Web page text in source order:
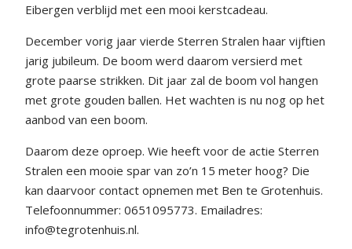
Eibergen verblijd met een mooi kerstcadeau.
December vorig jaar vierde Sterren Stralen haar vijftien
jarig jubileum. De boom werd daarom versierd met
grote paarse strikken. Dit jaar zal de boom vol hangen
met grote gouden ballen. Het wachten is nu nog op het
aanbod van een boom.
Daarom deze oproep. Wie heeft voor de actie Sterren
Stralen een mooie spar van zo’n 15 meter hoog? Die
kan daarvoor contact opnemen met Ben te Grotenhuis.
Telefoonnummer: 0651095773. Emailadres:
info@tegrotenhuis.nl.